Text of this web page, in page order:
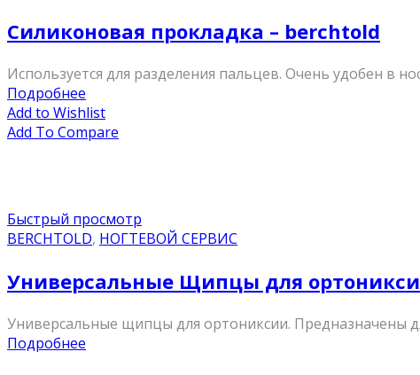
Силиконовая прокладка – berchtold
Используется для разделения пальцев. Очень удобен в
Подробнее
Add to Wishlist
Add To Compare
Быстрый просмотр
BERCHTOLD, НОГТЕВОЙ СЕРВИС
Универсальные Щипцы для
Универсальные щипцы для ортониксии. Предназначены
Подробнее